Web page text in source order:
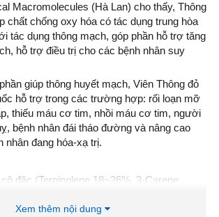
Macromolecules (Hà Lan) cho thấy, Thông
chất chống oxy hóa có tác dụng trung hòa
tác dụng thông mạch, góp phần hỗ trợ tăng
hỗ trợ điều trị cho các bệnh nhân suy
giúp thông huyết mạch, Viên Thông đỏ
hỗ trợ trong các trường hợp: rối loạn mỡ
thiếu máu cơ tim, nhồi máu cơ tim, người
bệnh nhân đái tháo đường và nâng cao
nhân đang hóa-xạ trị.
đặc (Terpinolene 18~26%, 3-Carene
clorua (PVDC) + lá nhôm (Al-
Xem thêm nội dung